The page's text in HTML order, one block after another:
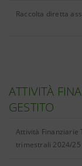
Raccolta diretta
ATTIVITÀ
GESTITO
Attività Finanziarie
trimestrali 2024/25